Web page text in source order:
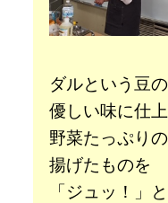
ダルという豆
優しい味に仕
野菜たっぷり
揚げたものを
「ジュッ！」